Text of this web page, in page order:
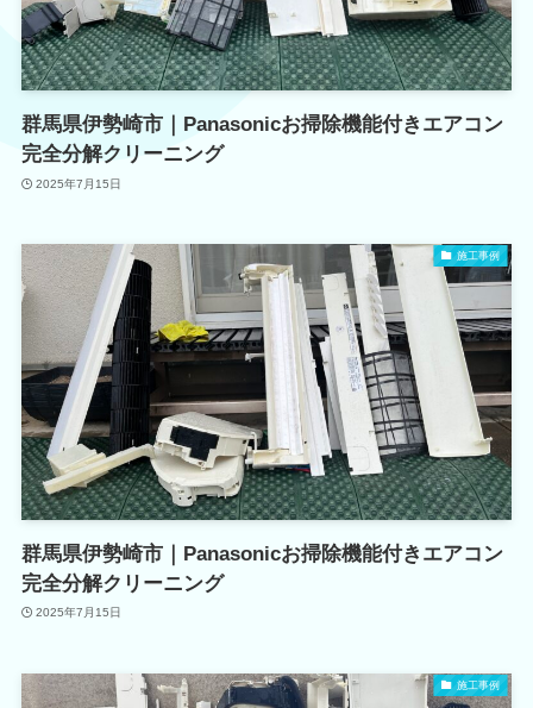
群馬県伊勢崎市｜Panasonicお掃除機能付きエアコン
完全分解クリーニング
2025年7月15日
施工事例
群馬県伊勢崎市｜Panasonicお掃除機能付きエアコン
完全分解クリーニング
2025年7月15日
施工事例